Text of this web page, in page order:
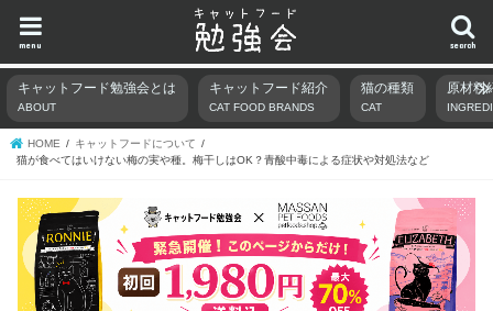
search
menu
キャットフード勉強会とは
ABOUT
キャットフード紹介
CAT FOOD BRANDS
猫の種類
CAT
原材料
HOME
キャットフードについて
猫が食べてはいけない梅の実や種。梅干しはOK？青酸中毒による症状や対処法など